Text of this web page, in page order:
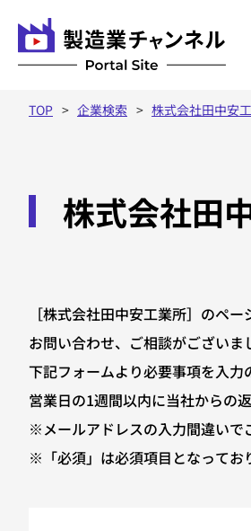
掲載企業一
TOP 企業検索 株式会社田中安
株式会社田
［株式会社田中安工業所］のペ
お問い合わせ、ご相談がございま
下記フォームより必要事項を入力
営業日の1週間以内に当社からの
※メールアドレスの入力間違いで
※「必須」は必須項目となってお